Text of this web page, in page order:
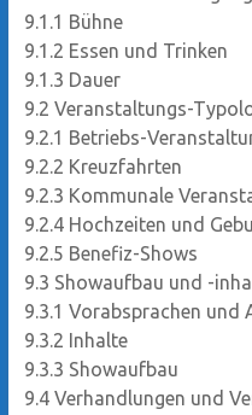
9.1.1 Bühne
9.1.2 Essen und Trinken
9.1.3 Dauer
9.2 Veranstaltungs-
9.2.1 Betriebs-
9.2.2 Kreuzfahrten
9.2.3 Kommunale
9.2.4 Hochzeiten und
9.2.5 Benefiz-Shows
9.3 Showaufbau und -
9.3.1 Vorabsprachen und
9.3.2 Inhalte
9.3.3 Showaufbau
9.4 Verhandlungen und